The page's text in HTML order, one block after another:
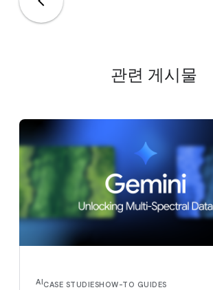
관련 게시물
AICASE STUDIESHOW-TO GUIDES